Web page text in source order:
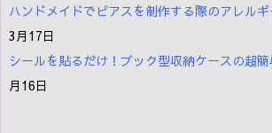
ハンドメイドでピアスを制作する際のアレル
3月17日
シールを貼るだけ！ブック型収納ケースの超
月16日